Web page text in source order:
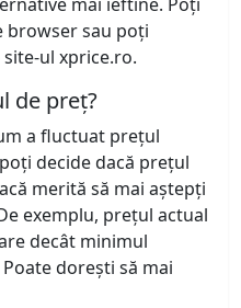
browser sau poți
ul xprice.ro.
de preț?
a fluctuat prețul
decide dacă prețul
merită să mai aștepți
exemplu, prețul actual
decât minimul
dorești să mai